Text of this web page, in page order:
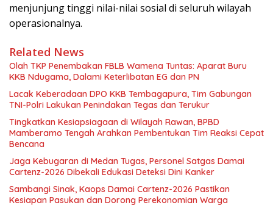
menjunjung tinggi nilai-nilai sosial di seluruh wilayah
operasionalnya.
Related News
Olah TKP Penembakan FBLB Wamena Tuntas: Aparat Buru
KKB Ndugama, Dalami Keterlibatan EG dan PN
Lacak Keberadaan DPO KKB Tembagapura, Tim Gabungan
TNI-Polri Lakukan Penindakan Tegas dan Terukur
Tingkatkan Kesiapsiagaan di Wilayah Rawan, BPBD
Mamberamo Tengah Arahkan Pembentukan Tim Reaksi Cepat
Bencana
Jaga Kebugaran di Medan Tugas, Personel Satgas Damai
Cartenz-2026 Dibekali Edukasi Deteksi Dini Kanker
Sambangi Sinak, Kaops Damai Cartenz-2026 Pastikan
Kesiapan Pasukan dan Dorong Perekonomian Warga